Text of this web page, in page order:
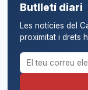
Butlletí diari
Les notícies del
proximitat i drets
Correu electrònic